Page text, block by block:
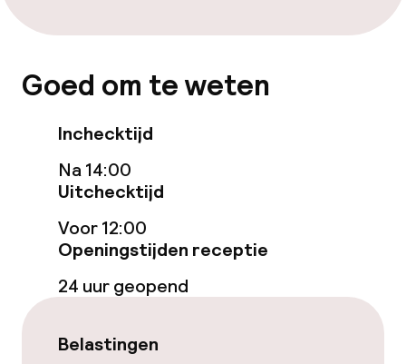
Bar
Ontbijtbuffet
Diner à la carte
Roomservice
Goed om te weten
Inchecktijd
Na 14:00
Uitchecktijd
Voor 12:00
Openingstijden receptie
24 uur geopend
Belastingen